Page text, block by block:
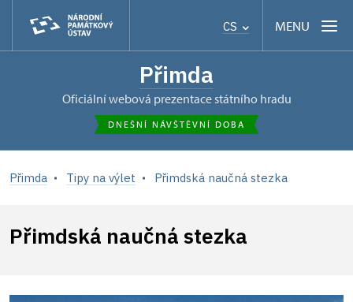
CS MENU
Přimda
oficiální webová prezentace státního hradu
DNEŠNÍ NÁVŠTĚVNÍ DOBA
Přimda Tipy na výlet Přimdská naučná stezka
Přimdská naučná stezka